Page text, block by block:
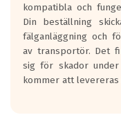
kompatibla och
Din beställning
fälganläggning och
av transportör. Det
sig för skador
kommer att